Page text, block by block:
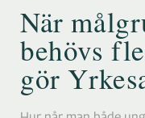
När
behövs
gör